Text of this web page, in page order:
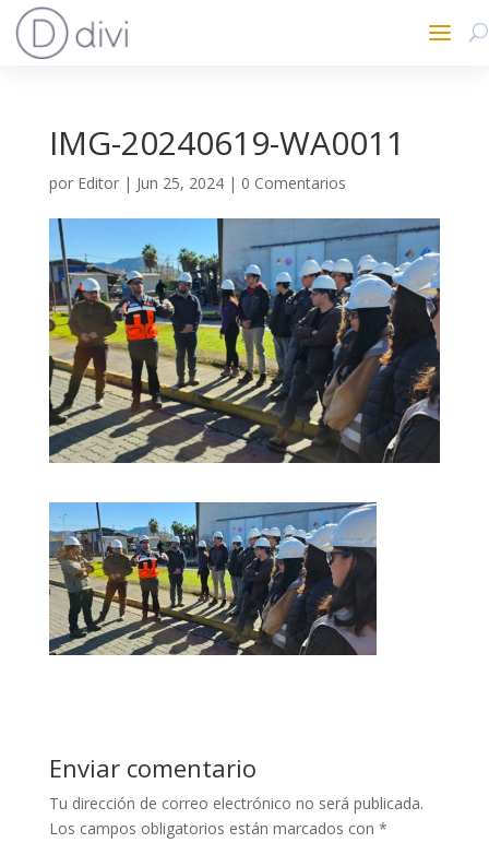
IMG-20240619-WA0011
por Editor| Jun 25, 2024| 0 Comentarios
Enviar comentario
Tu dirección de correo electrónico no será publicada.
Los campos obligatorios están marcados con *